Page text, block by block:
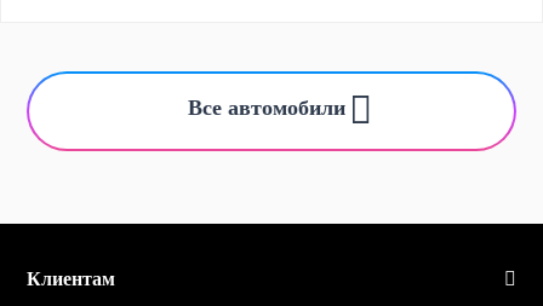
Все автомобили
Клиентам